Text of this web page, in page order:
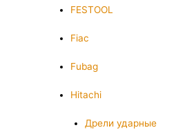
FESTOOL
Fiac
Fubag
Hitachi
Дрели ударные